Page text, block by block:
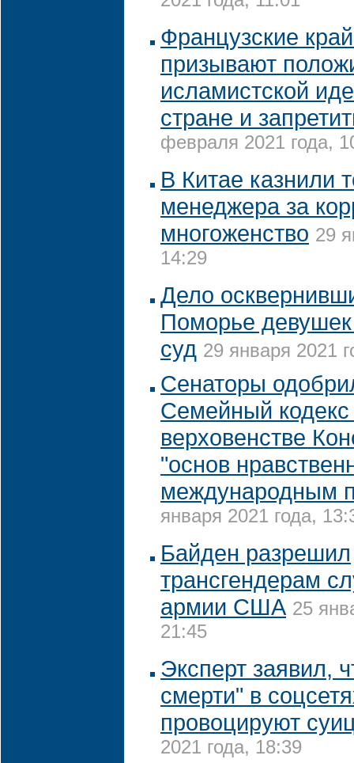
Французские
призывают
исламистской
стране и
февраля 2021 года,
В Китае казнили
менеджера за
многоженство 29
14:29
Дело
Поморье
суд 29 января 2021
Сенаторы
Семейный
верховенстве
"основ
международным
января 2021 года,
Байден разрешил
трансгендерам
армии США 25
21:45
Эксперт заявил,
смерти" в
провоцируют
2021 года, 18:39